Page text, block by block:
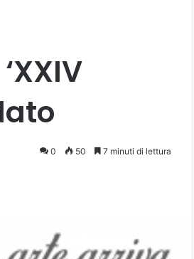
0 50 7 minuti di lettura